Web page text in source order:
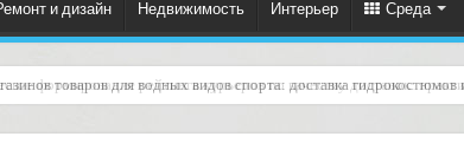
и дизайн Недвижимость Интерьер Среда
формирование рейтинга курьеров по качеству доставок: